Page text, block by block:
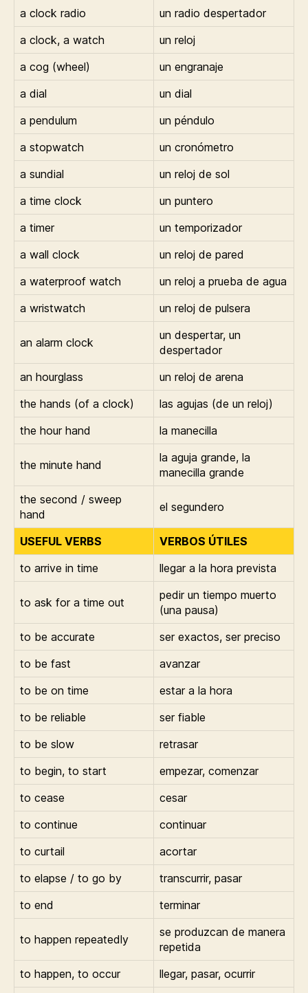
a clock radio
un radio despertador
a clock, a watch
un reloj
a cog (wheel)
un engranaje
a dial
un dial
a pendulum
un péndulo
a stopwatch
un cronómetro
a sundial
un reloj de sol
a time clock
un puntero
a timer
un temporizador
a wall clock
un reloj de pared
a waterproof watch
un reloj a prueba de agua
a wristwatch
un reloj de pulsera
an alarm clock
un despertar, un
despertador
an hourglass
un reloj de arena
the hands (of a clock)
las agujas (de un reloj)
the hour hand
la manecilla
the minute hand
la aguja grande, la
manecilla grande
the second / sweep
hand
el segundero
USEFUL VERBS
VERBOS ÚTILES
to arrive in time
llegar a la hora prevista
to ask for a time out
pedir un tiempo muerto
(una pausa)
to be accurate
ser exactos, ser preciso
to be fast
avanzar
to be on time
estar a la hora
to be reliable
ser fiable
to be slow
retrasar
to begin, to start
empezar, comenzar
to cease
cesar
to continue
continuar
to curtail
acortar
to elapse / to go by
transcurrir, pasar
to end
terminar
to happen repeatedly
se produzcan de manera
repetida
to happen, to occur
llegar, pasar, ocurrir